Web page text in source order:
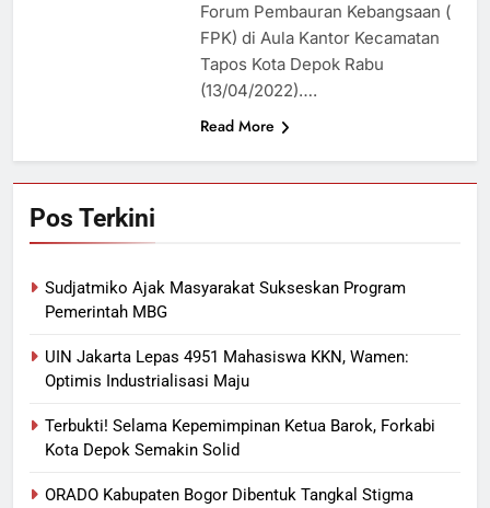
Forum Pembauran Kebangsaan (
FPK) di Aula Kantor Kecamatan
Tapos Kota Depok Rabu
(13/04/2022)….
Read More
Pos Terkini
Sudjatmiko Ajak Masyarakat Sukseskan Program
Pemerintah MBG
UIN Jakarta Lepas 4951 Mahasiswa KKN, Wamen:
Optimis Industrialisasi Maju
Terbukti! Selama Kepemimpinan Ketua Barok, Forkabi
Kota Depok Semakin Solid
ORADO Kabupaten Bogor Dibentuk Tangkal Stigma